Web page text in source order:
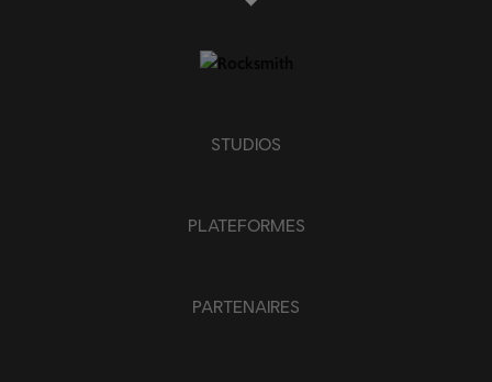
STUDIOS
PLATEFORMES
PARTENAIRES